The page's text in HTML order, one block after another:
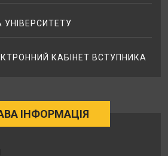
УНІВЕРСИТЕТУ
КАБІНЕТ ВСТУПНИКА
ІНФОРМАЦІЯ